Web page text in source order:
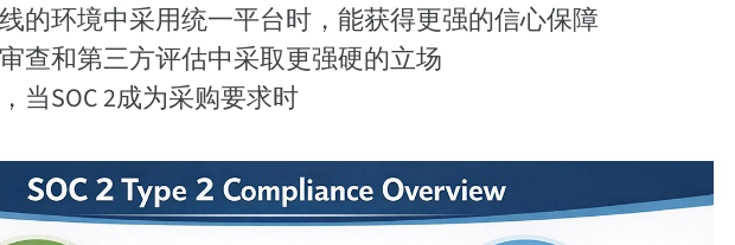
的环境中采用统一平台时，能获得更强的信心保障
查和第三方评估中采取更强硬的立场
当SOC 2成为采购要求时